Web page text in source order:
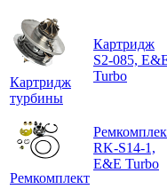
Картридж
турбины
Картридж
S2-085,
Turbo
Ремкомплект
RK-S14-1,
E&E Turbo